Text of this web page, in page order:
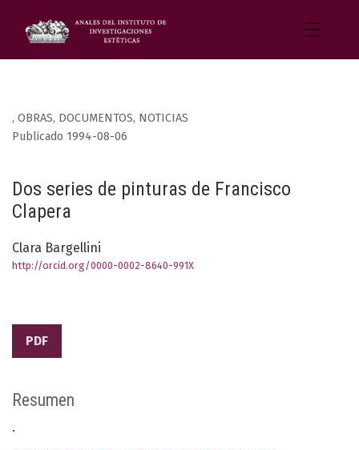
, OBRAS, DOCUMENTOS, NOTICIAS
Dos series de pinturas de Francisco
Clapera
Publicado 1994-08-06
Clara Bargellini
http://orcid.org/0000-0002-8640-991X
PDF
Resumen
.